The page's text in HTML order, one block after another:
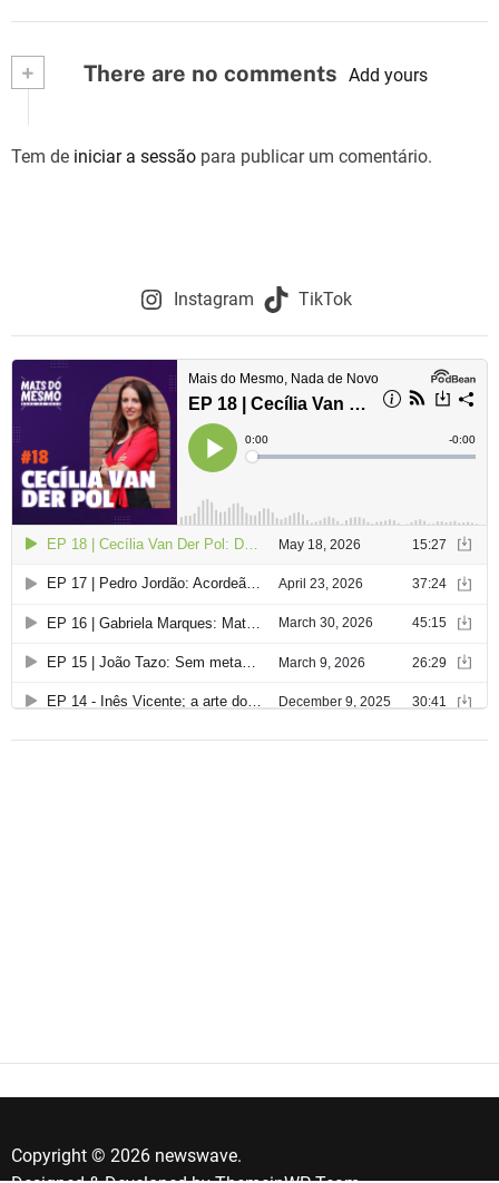
+ There are no comments Add yours
Tem de iniciar a sessão para publicar um comentário.
Instagram TikTok
Copyright © 2026 newswave.